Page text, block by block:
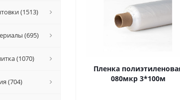
Пленка
080мкр 3*100м
(1513)
(695)
(1070)
(704)